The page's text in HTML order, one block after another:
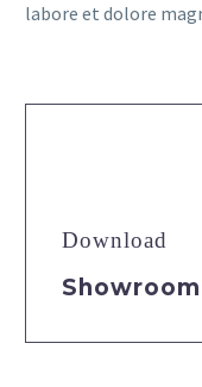
labore et dolore
Download
Showroom